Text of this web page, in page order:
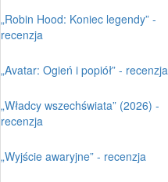
„Robin Hood: Koniec legendy” -
recenzja
„Avatar: Ogień i popiół” - recenzja
„Władcy wszechświata” (2026) -
recenzja
„Wyjście awaryjne” - recenzja